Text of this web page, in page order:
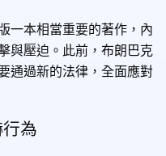
一本相當重要的著作，內
與壓迫。此前，布朗巴克
通過新的法律，全面應對
為